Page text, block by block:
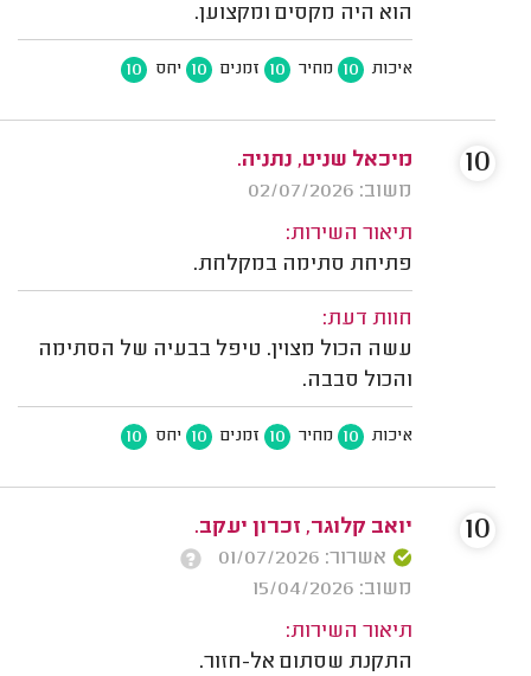
הוא היה מקסים ומקצוען.
איכות 10 מחיר 10 זמנים 10 יחס 10
מיכאל שניט, נתניה.
משוב: 02/07/2026
תיאור השירות:
פתיחת סתימה במקלחת.
חוות דעת:
עשה הכול מצוין. טיפל בבעיה של הסתימה
והכול סבבה.
איכות 10 מחיר 10 זמנים 10 יחס 10
10
יואב קלוגר, זכרון יעקב.
אשרור: 01/07/2026
משוב: 15/04/2026
תיאור השירות:
התקנת שסתום אל-חזור.
10